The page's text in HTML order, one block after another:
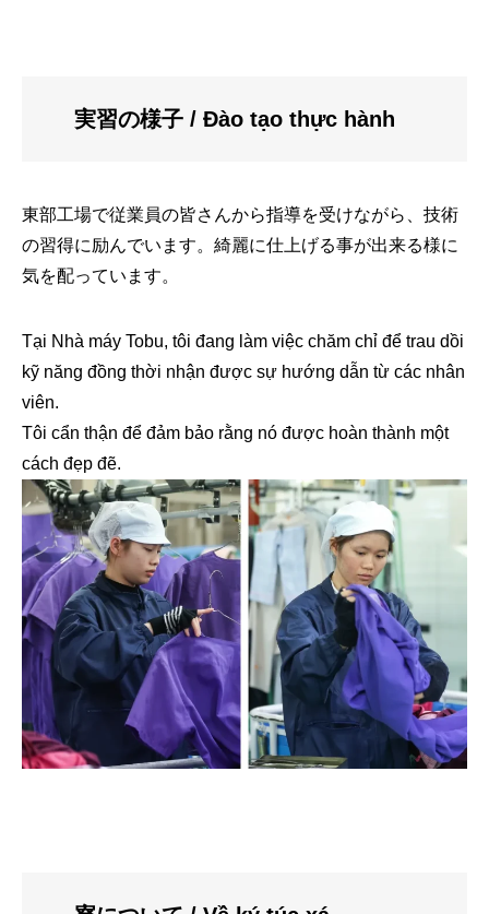
実習の様子/ Đào tạo thực hành
東部工場で従業員の皆さんから指導を受けながら、技術
の習得に励んでいます。綺麗に仕上げる事が出来る様に
気を配っています。
Tại Nhà máy Tobu, tôi đang làm việc chăm chỉ để trau dồi
kỹ năng đồng thời nhận được sự hướng dẫn từ các nhân
viên.
Tôi cẩn thận để đảm bảo rằng nó được hoàn thành một
cách đẹp đẽ.